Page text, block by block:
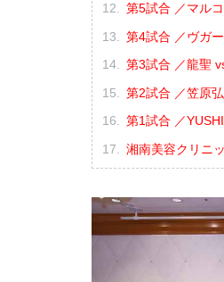
第5試合 ／マル
第4試合 ／ヴガ
第3試合 ／龍聖
第2試合 ／笠原
第1試合 ／
湘南美容クリニ